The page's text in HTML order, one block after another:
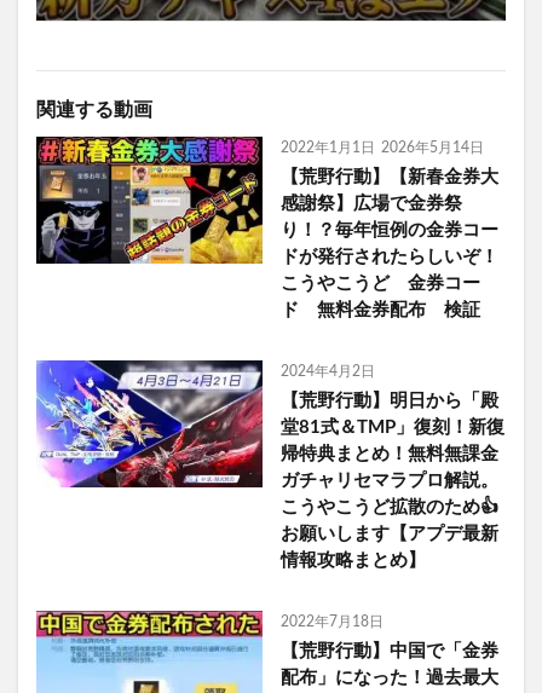
関連する動画
2022年1月1日 2026年5月14日
【荒野行動】【新春金券大
感謝祭】広場で金券祭
り！？毎年恒例の金券コー
ドが発行されたらしいぞ！
こうやこうど 金券コー
ド 無料金券配布 検証
2024年4月2日
【荒野行動】明日から「殿
堂81式＆TMP」復刻！新復
帰特典まとめ！無料無課金
ガチャリセマラプロ解説。
こうやこうど拡散のため👍
お願いします【アプデ最新
情報攻略まとめ】
2022年7月18日
【荒野行動】中国で「金券
配布」になった！過去最大